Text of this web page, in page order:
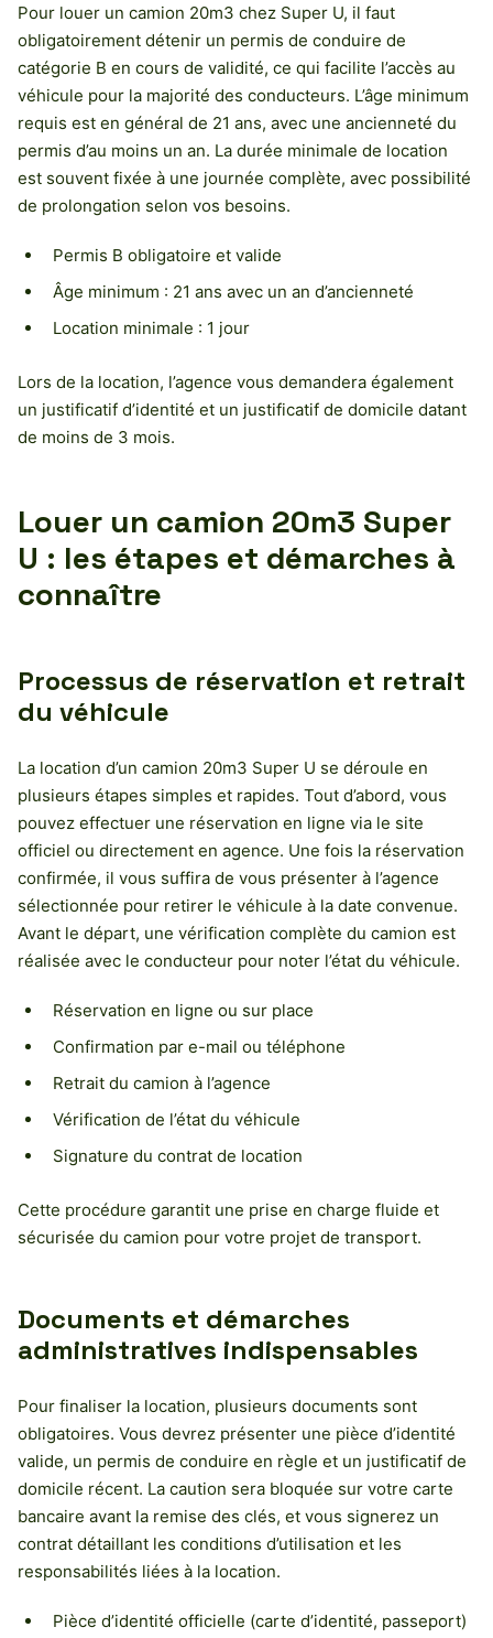
Pour louer un camion 20m3 chez Super U, il faut
obligatoirement détenir un permis de conduire de
catégorie B en cours de validité, ce qui facilite l’accès au
véhicule pour la majorité des conducteurs. L’âge minimum
requis est en général de 21 ans, avec une ancienneté du
permis d’au moins un an. La durée minimale de location
est souvent fixée à une journée complète, avec possibilité
de prolongation selon vos besoins.
Permis B obligatoire et valide
Âge minimum : 21 ans avec un an d’ancienneté
Location minimale : 1 jour
Lors de la location, l’agence vous demandera également
un justificatif d’identité et un justificatif de domicile datant
de moins de 3 mois.
Louer un camion 20m3 Super
U : les étapes et démarches à
connaître
Processus de réservation et retrait
du véhicule
La location d’un camion 20m3 Super U se déroule en
plusieurs étapes simples et rapides. Tout d’abord, vous
pouvez effectuer une réservation en ligne via le site
officiel ou directement en agence. Une fois la réservation
confirmée, il vous suffira de vous présenter à l’agence
sélectionnée pour retirer le véhicule à la date convenue.
Avant le départ, une vérification complète du camion est
réalisée avec le conducteur pour noter l’état du véhicule.
Réservation en ligne ou sur place
Confirmation par e-mail ou téléphone
Retrait du camion à l’agence
Vérification de l’état du véhicule
Signature du contrat de location
Cette procédure garantit une prise en charge fluide et
sécurisée du camion pour votre projet de transport.
Documents et démarches
administratives indispensables
Pour finaliser la location, plusieurs documents sont
obligatoires. Vous devrez présenter une pièce d’identité
valide, un permis de conduire en règle et un justificatif de
domicile récent. La caution sera bloquée sur votre carte
bancaire avant la remise des clés, et vous signerez un
contrat détaillant les conditions d’utilisation et les
responsabilités liées à la location.
Pièce d’identité officielle (carte d’identité, passeport)